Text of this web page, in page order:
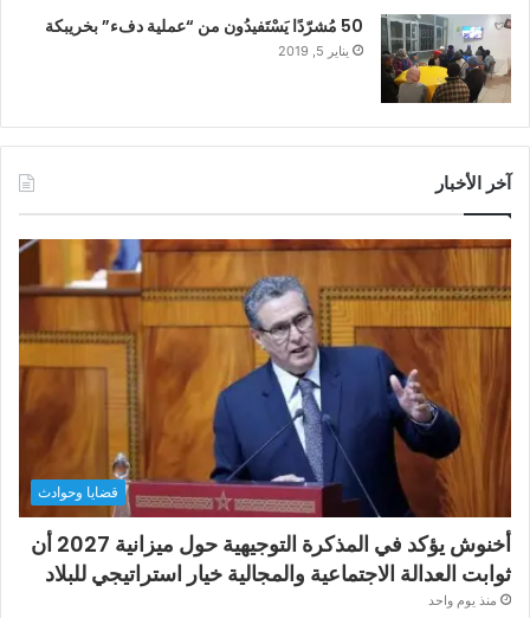
50 مُشرّدًا يَسْتَفيدُون من “عملية دفء” بخريبكة
يناير 5, 2019
آخر الأخبار
قضايا وحوادث
أخنوش يؤكد في المذكرة التوجيهية حول ميزانية 2027 أن
ثوابت العدالة الاجتماعية والمجالية خيار استراتيجي للبلاد
منذ يوم واحد